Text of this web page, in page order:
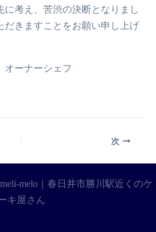
考え、苦渋の決断となりまし
だきますことをお願い申し上げ
ーナーシェフ
次
melo｜春日井市勝川駅近くのケ
キ屋さん